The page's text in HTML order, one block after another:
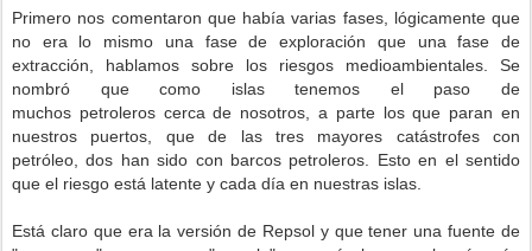
Primero nos comentaron que había varias fases, lógicamente que
no era lo mismo una fase de exploración que una fase de
extracción, hablamos sobre los riesgos medioambientales. Se
nombró que como islas tenemos el paso de
muchos petroleros cerca de nosotros, a parte los que paran en
nuestros puertos, que de las tres mayores catástrofes con
petróleo, dos han sido con barcos petroleros. Esto en el sentido
que el riesgo está latente y cada día en nuestras islas.
Está claro que era la versión de Repsol y que tener una fuente de